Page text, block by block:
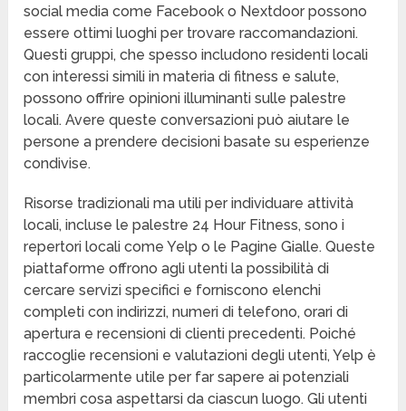
social media come Facebook o Nextdoor possono
essere ottimi luoghi per trovare raccomandazioni.
Questi gruppi, che spesso includono residenti locali
con interessi simili in materia di fitness e salute,
possono offrire opinioni illuminanti sulle palestre
locali. Avere queste conversazioni può aiutare le
persone a prendere decisioni basate su esperienze
condivise.
Risorse tradizionali ma utili per individuare attività
locali, incluse le palestre 24 Hour Fitness, sono i
repertori locali come Yelp o le Pagine Gialle. Queste
piattaforme offrono agli utenti la possibilità di
cercare servizi specifici e forniscono elenchi
completi con indirizzi, numeri di telefono, orari di
apertura e recensioni di clienti precedenti. Poiché
raccoglie recensioni e valutazioni degli utenti, Yelp è
particolarmente utile per far sapere ai potenziali
membri cosa aspettarsi da ciascun luogo. Gli utenti